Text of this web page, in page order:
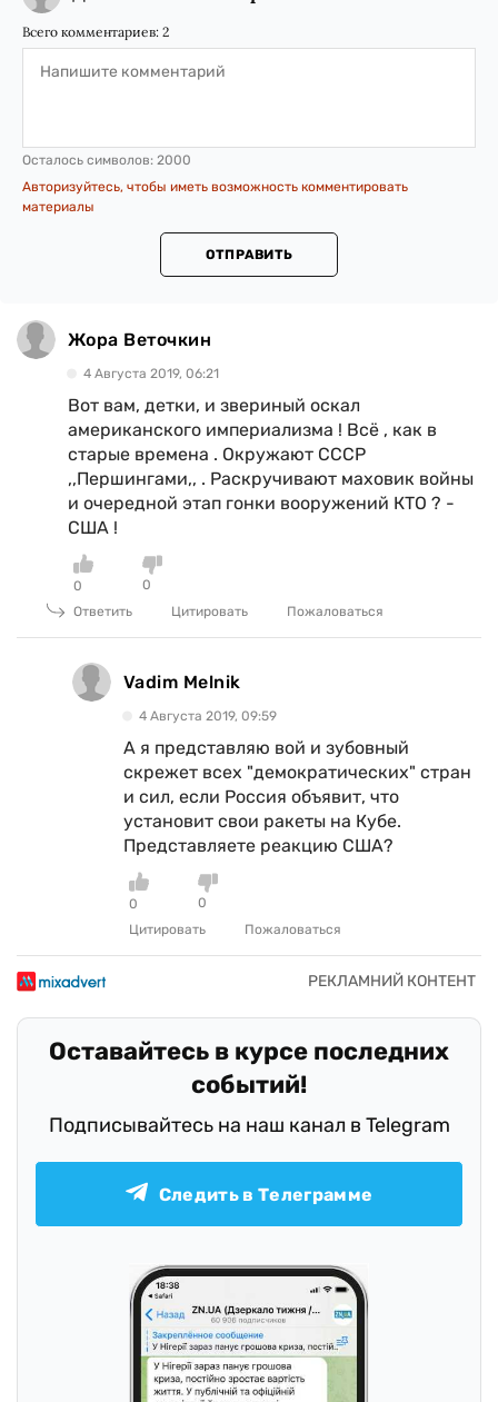
Всего комментариев: 2
Осталось символов: 2000
Авторизуйтесь, чтобы иметь возможность комментировать
материалы
ОТПРАВИТЬ
Жора Веточкин
4 Августа 2019, 06:21
Вот вам, детки, и звериный оскал
американского империализма ! Всё , как в
старые времена . Окружают СССР
,,Першингами,, . Раскручивают маховик войны
и очередной этап гонки вооружений КТО ? -
США !
0
0
Ответить
Цитировать Пожаловаться
Vadim Melnik
4 Августа 2019, 09:59
А я представляю вой и зубовный
скрежет всех "демократических" стран
и сил, если Россия объявит, что
установит свои ракеты на Кубе.
Представляете реакцию США?
0
0
Цитировать
Пожаловаться
Оставайтесь в курсе последних
событий!
Подписывайтесь на наш канал в Telegram
Следить в Телеграмме